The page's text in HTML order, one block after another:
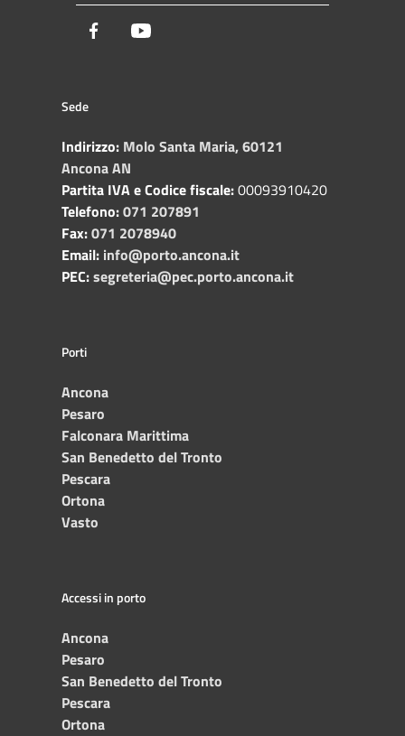
Facebook
Sede
Indirizzo: Molo Santa Maria, 60121
Ancona AN
Partita IVA e Codice fiscale:00093910420
Telefono:071 207891
Fax:071 2078940
Email: info@porto.ancona.it
PEC:segreteria@pec.porto.ancona.it
Porti
Ancona
Pesaro
Falconara Marittima
San Benedetto del Tronto
Pescara
Ortona
Vasto
Accessi in porto
Ancona
Pesaro
San Benedetto del Tronto
Pescara
Ortona